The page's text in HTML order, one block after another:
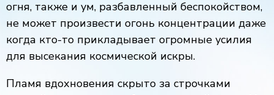
огня, также и ум, разбавленный беспокойством,
не может произвести огонь концентрации даже
когда кто-то прикладывает огромные усилия
для высекания космической искры.
Пламя вдохновения скрыто за строчками